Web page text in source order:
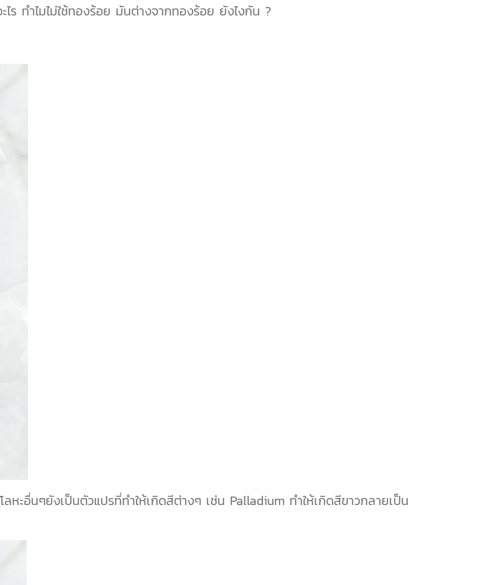
ร ทำไมไม่ใช้ทองร้อย มันต่างจากทองร้อย ยังไงกัน ?
ะอื่นๆยังเป็นตัวแปรที่ทำให้เกิดสีต่างๆ เช่น Palladium ทำให้เกิดสีขาวกลายเป็น